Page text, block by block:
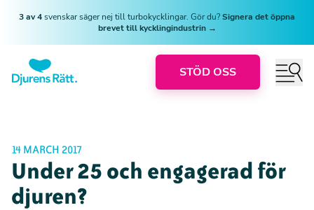
3 av 4svenskar säger nej till turbokycklingar. Gör du?Signera det öppna
brevet till kycklingindustrin →
STÖD OSS
14 MARCH 2017
Under 25 och engagerad för
djuren?